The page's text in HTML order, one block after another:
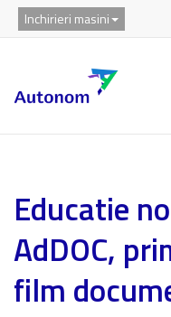
Inchirieri masini
Educatie
AdDOC,
film